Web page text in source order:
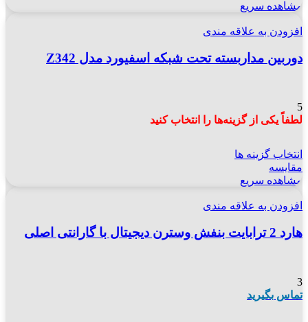
مشاهده سریع
افزودن به علاقه مندی
دوربین مداربسته تحت شبکه اسفیورد مدل Z342
5
لطفاً یکی از گزینه‌ها را انتخاب کنید
انتخاب گزینه ها
مقایسه
مشاهده سریع
افزودن به علاقه مندی
هارد 2 ترابایت بنفش وسترن دیجیتال با گارانتی اصلی
3
تماس بگیرید